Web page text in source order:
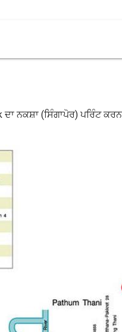
ਦਾ ਨਕਸ਼ਾ (ਸਿੰਗਾਪੋਰ) ਪਰਿੰਟ